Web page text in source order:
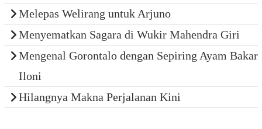
Melepas Welirang untuk Arjuno
Menyematkan Sagara di Wukir Mahendra Giri
Mengenal Gorontalo dengan Sepiring Ayam Bakar
Iloni
Hilangnya Makna Perjalanan Kini